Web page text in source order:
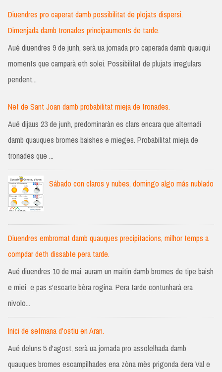
Diuendres pro caperat damb possibilitat de plojats dispersi.
Dimenjada damb tronades principauments de tarde.
Aué diuendres 9 de junh, serà ua jornada pro caperada damb quauqui
moments que camparà eth solei. Possibilitat de plujats irregulars
pendent...
Net de Sant Joan damb probabilitat mieja de tronades.
Aué dijaus 23 de junh, predominaràn es clars encara que alternadi
damb quauques bromes baishes e mieges. Probabilitat mieja de
tronades que ...
Sábado con claros y nubes, domingo algo más nublado
Diuendres embromat damb quauques precipitacions, milhor temps a
compdar deth dissabte pera tarde.
Aué diuendres 10 de mai, auram un maitin damb bromes de tipe baish
e miei e pas s'escarte bèra rogina. Pera tarde contunharà era
nivolo...
Inici de setmana d'ostiu en Aran.
Aué deluns 5 d'agost, serà ua jornada pro assolelhada damb
quauques bromes escampilhades ena zòna mès prigonda dera Val e